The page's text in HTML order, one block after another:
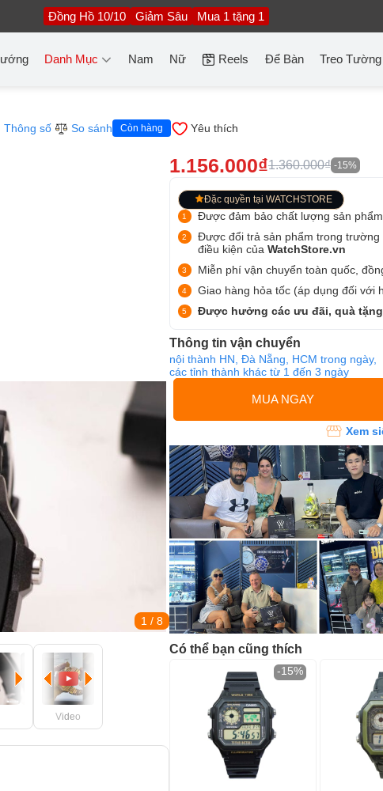
Đồng Hồ 10/10 Giảm Sâu Mua 1 tặng 1
Danh Mục Nam Nữ Reels Để Bàn Treo Tường
Thông số So sánh Còn hàng Yêu thích
1 / 8
Video
1.156.000₫1.360.000₫ -15%
Đặc quyền tại WATCHSTORE
Được đảm bảo chất lượng sản phẩm,
Được đổi trả sản phẩm trong
điều kiện của WatchStore.vn
Miễn phí vận chuyển toàn quốc,
Giao hàng hỏa tốc (áp dụng đối với
Được hưởng các ưu đãi, quà tặng
Thông tin vận chuyển
nội thành HN, Đà Nẵng, HCM trong ngày,
các tỉnh thành khác từ 1 đến 3 ngày
MUA NGAY
Xem
Có thể bạn cũng thích
-15%